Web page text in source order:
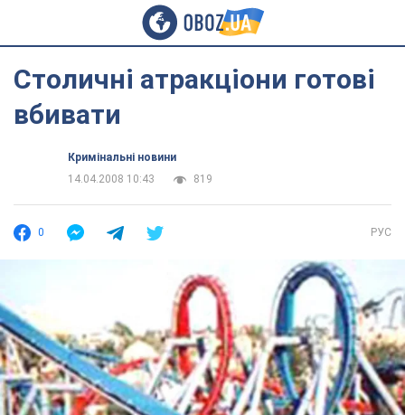
Столичні атракціони готові
вбивати
Кримінальні новини
14.04.2008 10:43
819
0 РУС